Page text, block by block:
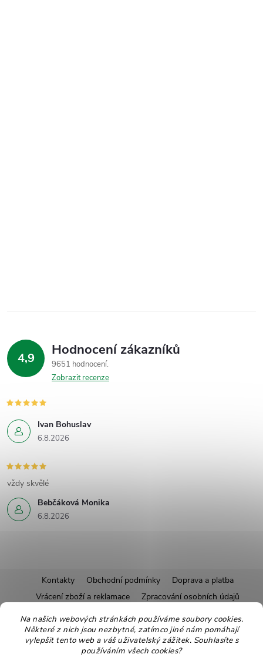
Na našich webových stránkách používáme soubory cookies.
Některé z nich jsou nezbytné, zatímco jiné nám pomáhají
vylepšit tento web a váš uživatelský zážitek. Souhlasíte s
používáním všech cookies?
4,9 Hodnocení zákazníků
9651 hodnocení
Zobrazit recenze
Ivan Bohuslav
6.8.2026
Bebčáková Monika
6.8.2026
vždy skvělé
á
Kontakty Obchodní podmínky
Doprava a platba
Vrácení zboží a reklamace
Zpracování osobních údajů
Pravidla soutěží
Affiliate program
Recepty
Pro nové dodavatele
Ekologické balení Moje objednávka